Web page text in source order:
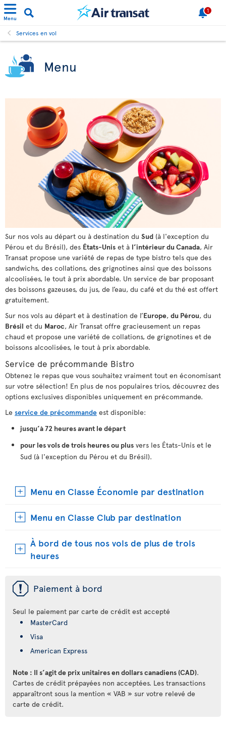
Menu
1
Services en vol
Menu
Sur nos vols au départ ou à destination du Sud (à l'exception du
Pérou et du Brésil), des États-Unis et à l’intérieur du Canada, Air
Transat propose une variété de repas de type bistro tels que des
sandwichs, des collations, des grignotines ainsi que des boissons
alcoolisées, le tout à prix abordable. Un service de bar proposant
des boissons gazeuses, du jus, de l’eau, du café et du thé est offert
gratuitement.
Sur nos vols au départ et à destination de l’Europe, du Pérou, du
Brésil et du Maroc, Air Transat offre gracieusement un repas
chaud et propose une variété de collations, de grignotines et de
boissons alcoolisées, le tout à prix abordable.
Service de précommande Bistro
Obtenez le repas que vous souhaitez vraiment tout en économisant
sur votre sélection! En plus de nos populaires trios, découvrez des
options exclusives disponibles uniquement en précommande.
Le service de précommande est disponible:
jusqu’à 72 heures avant le départ
pour les vols de trois heures ou plus vers les États-Unis et le
Sud (à l'exception du Pérou et du Brésil).
Menu en Classe Économie par destination
Menu en Classe Club par destination
À bord de tous nos vols de plus de trois
heures
ü Paiement à bord
Seul le paiement par carte de crédit est accepté
MasterCard
Visa
American Express
Note : Il s’agit de prix unitaires en dollars canadiens (CAD).
Cartes de crédit prépayées non acceptées. Les transactions
apparaîtront sous la mention « VAB » sur votre relevé de
carte de crédit.